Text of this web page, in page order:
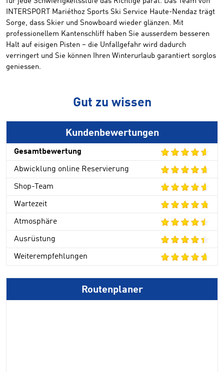
INTERSPORT Mariéthoz Sports Ski Service Haute-Nendaz trägt
Sorge, dass Skier und Snowboard wieder glänzen. Mit
professionellem Kantenschliff haben Sie ausserdem besseren
Halt auf eisigen Pisten – die Unfallgefahr wird dadurch
verringert und Sie können Ihren Winterurlaub garantiert sorglos
geniessen.
Gut zu wissen
Kundenbewertungen
Gesamtbewertung
Abwicklung online Reservierung
Shop-Team
Wartezeit
Atmosphäre
Ausrüstung
Weiterempfehlungen
Routenplaner